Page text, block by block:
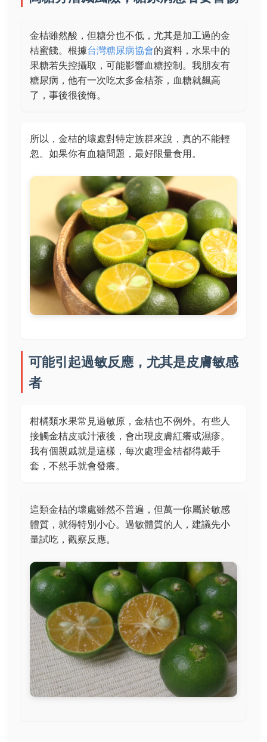
金桔雖然酸，但糖分也不低，尤其是加工過的金
桔蜜餞。根據台灣糖尿病協會的資料，水果中的
果糖若失控攝取，可能影響血糖控制。我朋友有
糖尿病，他有一次吃太多金桔茶，血糖就飆高
了，事後很後悔。
所以，金桔的壞處對特定族群來說，真的不能輕
忽。如果你有血糖問題，最好限量食用。
可能引起過敏反應，尤其是皮膚敏感
者
柑橘類水果常見過敏原，金桔也不例外。有些人
接觸金桔皮或汁液後，會出現皮膚紅癢或濕疹。
我有個親戚就是這樣，每次處理金桔都得戴手
套，不然手就會發癢。
這類金桔的壞處雖然不普遍，但萬一你屬於敏感
體質，就得特別小心。過敏體質的人，建議先小
量試吃，觀察反應。